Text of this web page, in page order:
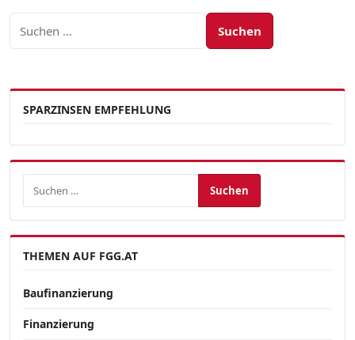
SPARZINSEN EMPFEHLUNG
THEMEN AUF FGG.AT
Baufinanzierung
Finanzierung